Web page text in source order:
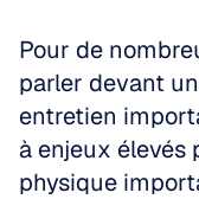
Pour de
parler devant
entretien
à enjeux
physique